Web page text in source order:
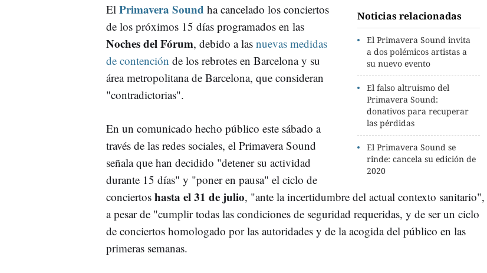
Noticias relacionadas
El Primavera Sound invita
a dos polémicos artistas a
su nuevo evento
El falso altruismo del
Primavera Sound:
donativos para recuperar
las pérdidas
El Primavera Sound se
rinde: cancela su edición de
2020
El Primavera Sound ha cancelado los conciertos
de los próximos 15 días programados en las
Noches del Fórum, debido a las nuevas medidas
de contención de los rebrotes en Barcelona y su
área metropolitana de Barcelona, que consideran
"contradictorias".
En un comunicado hecho público este sábado a
través de las redes sociales, el Primavera Sound
señala que han decidido "detener su actividad
durante 15 días" y "poner en pausa" el ciclo de
conciertos hasta el 31 de julio, "ante la incertidumbre del actual contexto sanitario",
a pesar de "cumplir todas las condiciones de seguridad requeridas, y de ser un ciclo
de conciertos homologado por las autoridades y de la acogida del público en las
primeras semanas.